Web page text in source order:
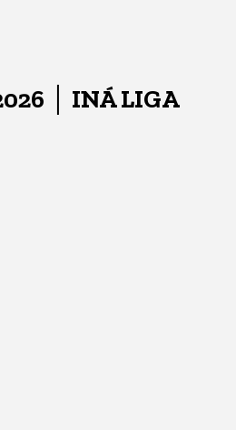
│ INÁ LIGA